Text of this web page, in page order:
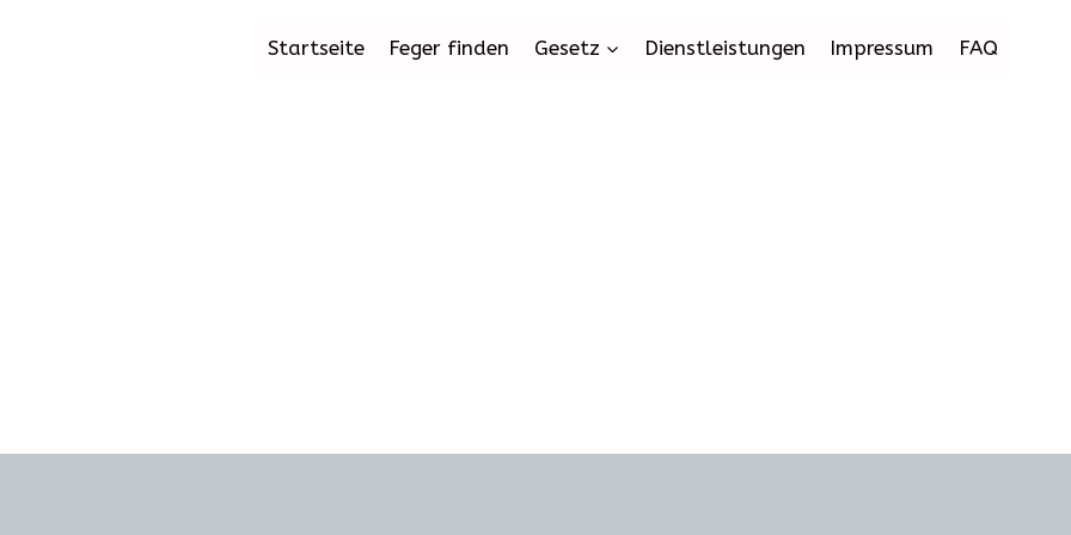
Startseite Feger finden Gesetz Dienstleistungen Impressum FAQ